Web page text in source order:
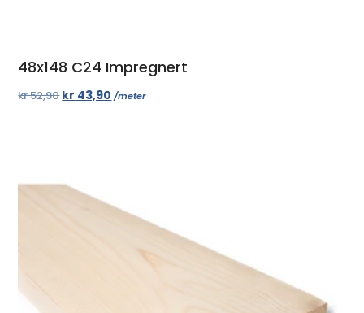
48x148 C24 Impregnert
kr52,90kr 43,90 /meter